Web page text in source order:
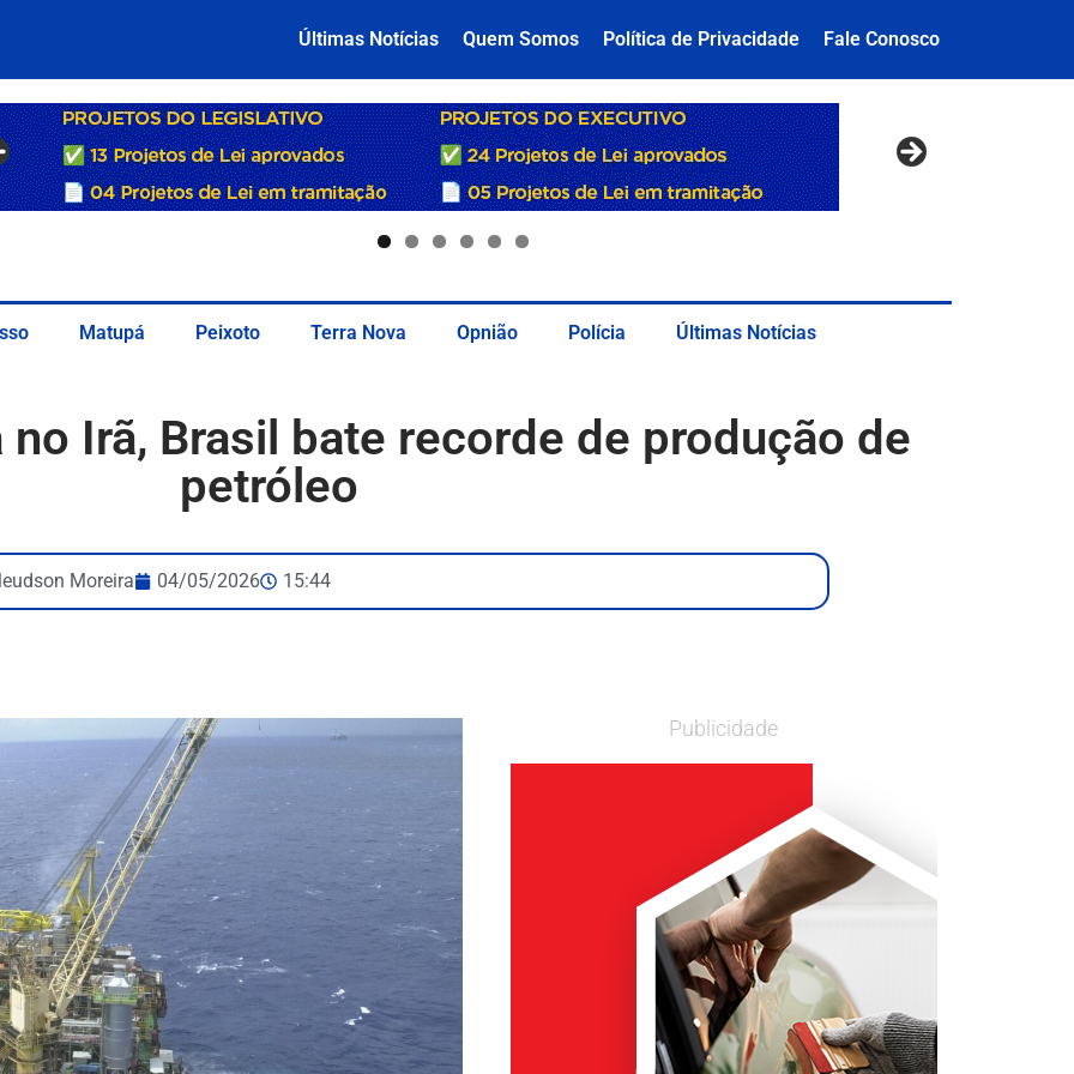
Últimas Notícias Quem Somos Política de Privacidade Fale Conosco
Matupá Peixoto Terra Nova Opnião Polícia Últimas Notícias
Irã, Brasil bate recorde de produção de
petróleo
Moreira 04/05/2026 15:44
Publicidade